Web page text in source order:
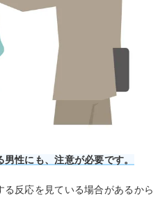
性にも、注意が必要です。
反応を見ている場合があるから